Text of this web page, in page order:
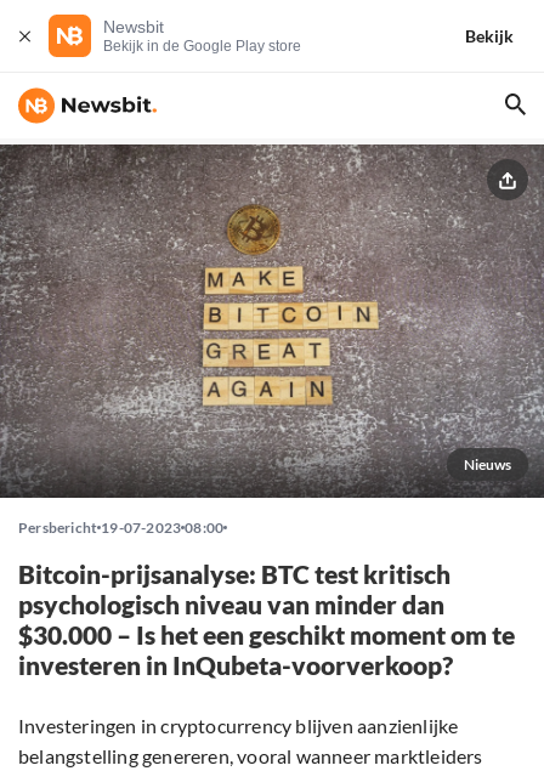
Newsbit
Bekijk in de Google Play store
Bekijk
Nieuws
Persbericht 19-07-2023 08:00
Bitcoin-prijsanalyse: BTC test kritisch
psychologisch niveau van minder dan
$30.000 – Is het een geschikt moment om te
investeren in InQubeta-voorverkoop?
Investeringen in cryptocurrency blijven aanzienlijke
belangstelling genereren, vooral wanneer marktleiders